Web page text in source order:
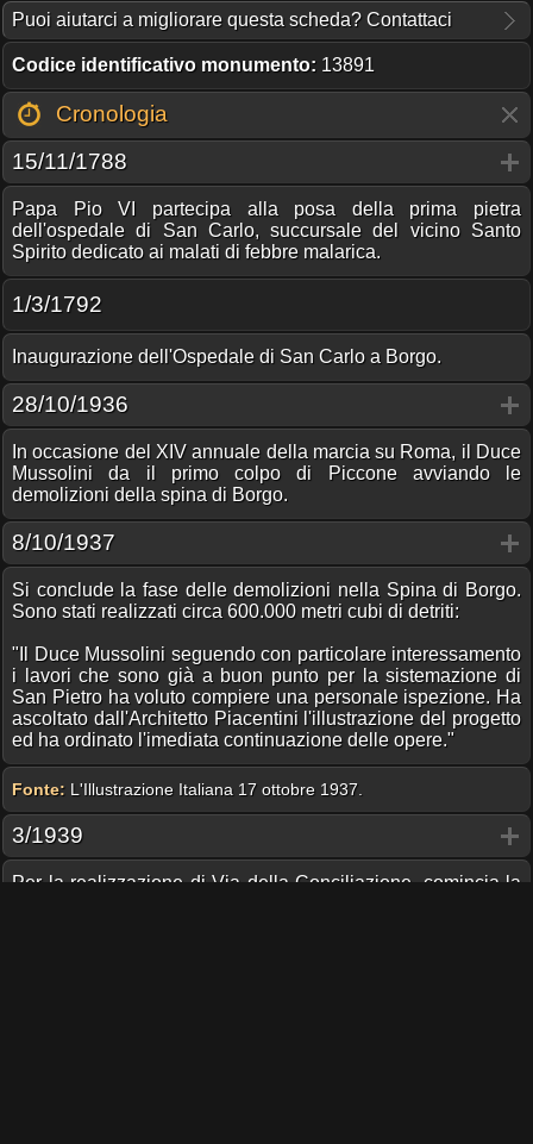
Puoi aiutarci a migliorare questa scheda? Contattaci
Codice identificativo monumento: 13891
Cronologia
15/11/1788
Papa Pio VI partecipa alla posa della prima pietra
dell'ospedale di San Carlo, succursale del vicino Santo
Spirito dedicato ai malati di febbre malarica.
1/3/1792
Inaugurazione dell'Ospedale di San Carlo a Borgo.
28/10/1936
In occasione del XIV annuale della marcia su Roma, il Duce
Mussolini da il primo colpo di Piccone avviando le
demolizioni della spina di Borgo.
8/10/1937
Si conclude la fase delle demolizioni nella Spina di Borgo.
Sono stati realizzati circa 600.000 metri cubi di detriti:
"Il Duce Mussolini seguendo con particolare interessamento
i lavori che sono già a buon punto per la sistemazione di
San Pietro ha voluto compiere una personale ispezione. Ha
ascoltato dall'Architetto Piacentini l'illustrazione del progetto
ed ha ordinato l'imediata continuazione delle opere."
Fonte: L'Illustrazione Italiana 17 ottobre 1937.
3/1939
Per la realizzazione di Via della Conciliazione, comincia la